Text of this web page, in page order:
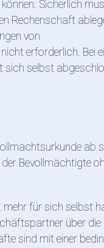
Sicherlich
Rechenschaft
von
erforderlich. Bei
sich selbst
ab
Bevollmächtigte
mehr für sich selbst
über die
sind mit einer